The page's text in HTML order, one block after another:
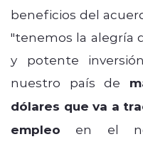
beneficios del
"tenemos la alegría
y potente
nuestro país de
dólares que va a
empleo en el